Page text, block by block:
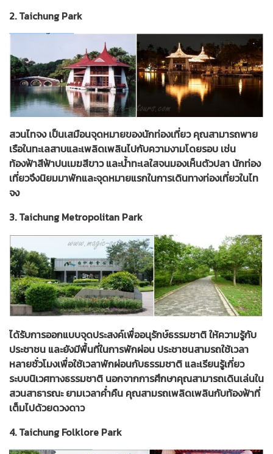
2. Taichung Park
สวนไทจง เป็นเสมือนจุดหมายของนักท่องเที่ยว คุณสามารถพาย
เรือในทะเลสาบและเพลิดเพลินไปกับความงามโดยรอบ เช่น
ท้องฟ้าสีฟ้าปนเมฆสีขาว และน้ำทะเลใสจนมองเห็นตัวปลา นักท่อง
เที่ยวจึงนิยมมาพักและจุดหมายแรกในการเดินทางท่องเที่ยวในไท
จง
3. Taichung Metropolitan Park
ได้รับการออกแบบจุดประสงค์เพื่ออนุรักษ์ธรรมชาติ ให้ความรู้กับ
ประชาชน และยังมีพื้นที่ในการพักผ่อน ประชาชนสามรถใช้เวลา
หลายชั่วโมงเพื่อใช้เวลาพักผ่อนกับธรรมชาติ และเรียนรู้เกี่ยว
ระบบนิเวศทางธรรมชาติ นอกจากการศึกษาคุณสามารถเดินเล่นใน
สวนสาธารณะ ยามเวลาค่ำคืน คุณสามรถเพลิดเพลินกับท้องฟ้าที่
เต็มไปด้วยดวงดาว
4. Taichung Folklore Park